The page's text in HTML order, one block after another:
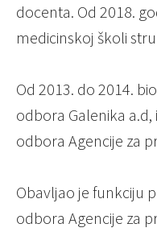
docenta. Od 2018.
medicinskoj školi
Od 2013. do 2014.
odbora Galenika
odbora Agencije za
Obavljao je funkciju
odbora Agencije za